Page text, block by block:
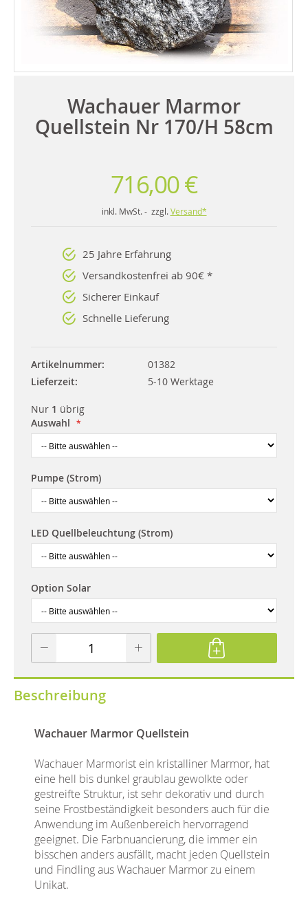
Wachauer Marmor
Quellstein Nr 170/H 58cm
716,00 €
inkl. MwSt. - zzgl. Versand*
25 Jahre Erfahrung
Versandkostenfrei ab 90€ *
Sicherer Einkauf
Schnelle Lieferung
Artikelnummer
01382
Lieferzeit
5-10 Werktage
Nur 1 übrig
Auswahl
Pumpe (Strom)
LED Quellbeleuchtung (Strom)
Option Solar
Beschreibung
Wachauer Marmor Quellstein
Wachauer Marmorist ein kristalliner Marmor, hat
eine hell bis dunkel graublau gewolkte oder
gestreifte Struktur, ist sehr dekorativ und durch
seine Frostbeständigkeit besonders auch für die
Anwendung im Außenbereich hervorragend
geeignet. Die Farbnuancierung, die immer ein
bisschen anders ausfällt, macht jeden Quellstein
und Findling aus Wachauer Marmor zu einem
Unikat.